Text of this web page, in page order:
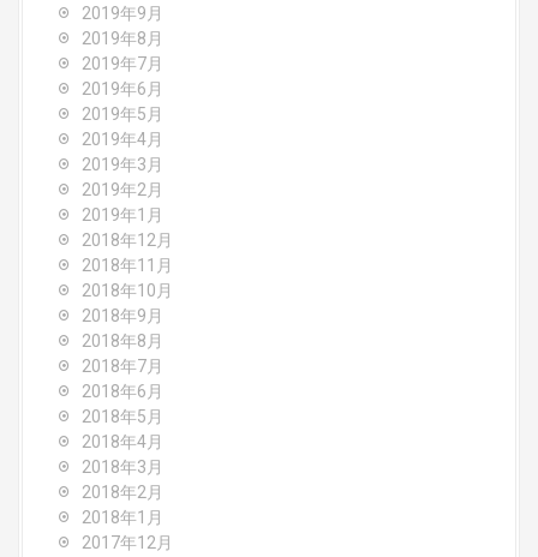
2019年9月
2019年8月
2019年7月
2019年6月
2019年5月
2019年4月
2019年3月
2019年2月
2019年1月
2018年12月
2018年11月
2018年10月
2018年9月
2018年8月
2018年7月
2018年6月
2018年5月
2018年4月
2018年3月
2018年2月
2018年1月
2017年12月